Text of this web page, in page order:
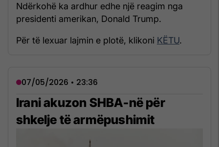
Ndërkohë ka ardhur edhe një reagim nga
presidenti amerikan, Donald Trump.
Për të lexuar lajmin e plotë, klikoni KËTU.
07/05/2026 • 23:36
Irani akuzon SHBA-në për
shkelje të armëpushimit